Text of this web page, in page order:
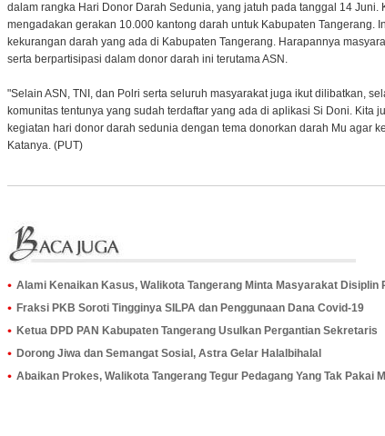
dalam rangka Hari Donor Darah Sedunia, yang jatuh pada tanggal 14 Juni.
mengadakan gerakan 10.000 kantong darah untuk Kabupaten Tangerang.
kekurangan darah yang ada di Kabupaten Tangerang. Harapannya
serta berpartisipasi dalam donor darah ini terutama ASN.
"Selain ASN, TNI, dan Polri serta seluruh masyarakat juga ikut dilibatkan,
komunitas tentunya yang sudah terdaftar yang ada di aplikasi Si Doni. Kita
kegiatan hari donor darah sedunia dengan tema donorkan darah Mu agar
Katanya. (PUT)
Alami Kenaikan Kasus, Walikota Tangerang Minta Masyarakat Disiplin
Fraksi PKB Soroti Tingginya SILPA dan Penggunaan Dana Covid-19
Ketua DPD PAN Kabupaten Tangerang Usulkan Pergantian Sekretaris
Dorong Jiwa dan Semangat Sosial, Astra Gelar Halalbihalal
Abaikan Prokes, Walikota Tangerang Tegur Pedagang Yang Tak Pakai